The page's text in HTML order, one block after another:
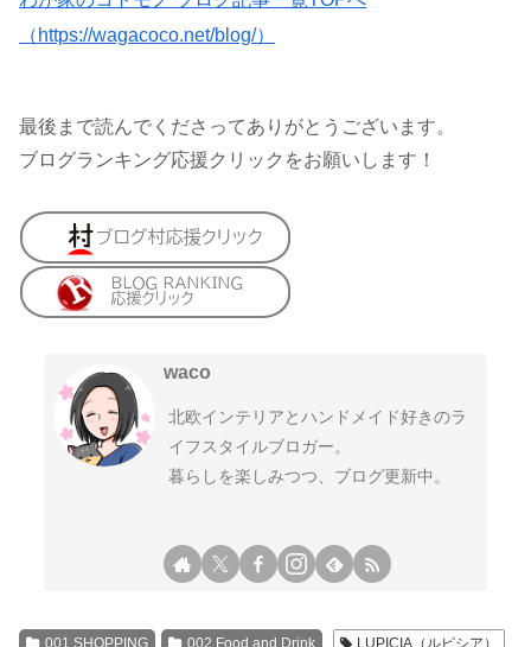
（https://wagacoco.net/blog/）
最後まで読んでくださってありがとうございます。
ブログランキング応援クリックをお願いします！
waco
北欧インテリアとハンドメイド好きのラ
イフスタイルブロガー。
暮らしを楽しみつつ、ブログ更新中。
001 SHOPPING 002 Food and Drink
LUPICIA（ルピシア）